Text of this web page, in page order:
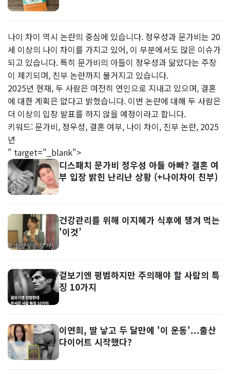
나이 차이 역시 논란의 중심에 있습니다. 정우성과 문가비는 20
세 이상의 나이 차이를 가지고 있어, 이 부분에서도 많은 이슈가
되고 있습니다. 특히 문가비의 아들이 정우성과 닮았다는 주장
이 제기되며, 친부 논란까지 불거지고 있습니다.
2025년 현재, 두 사람은 여전히 연인으로 지내고 있으며, 결혼
에 대한 계획은 없다고 밝혔습니다. 이번 논란에 대해 두 사람은
더 이상의 입장 발표를 하지 않을 예정이라고 합니다.
키워드: 문가비, 정우성, 결혼 여부, 나이 차이, 친부 논란, 2025
년
" target="_blank">
디스패치 문가비 정우성 아들 아빠? 결혼 여
부 입장 밝힌 난리난 상황 (+나이차이 친부)
건강관리를 위해 이지혜가 식후에 챙겨 먹는
'이것’
겉보기엔 평범하지만 주의해야 할 사람의 특
징 10가지
이연희, 딸 낳고 두 달만에 '이 운동'...출산
다이어트 시작했다?